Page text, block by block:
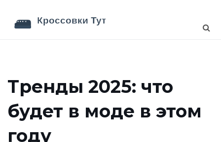
Тренды 2025: что
будет в моде в этом
году